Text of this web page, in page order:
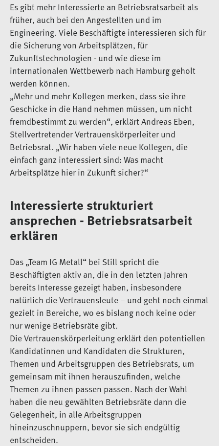
Es gibt mehr Interessierte an Betriebsratsarbeit als
früher, auch bei den Angestellten und im
Engineering. Viele Beschäftigte interessieren sich für
die Sicherung von Arbeitsplätzen, für
Zukunftstechnologien - und wie diese im
internationalen Wettbewerb nach Hamburg geholt
werden können.
„Mehr und mehr Kollegen merken, dass sie ihre
Geschicke in die Hand nehmen müssen, um nicht
fremdbestimmt zu werden“, erklärt Andreas Eben,
Stellvertretender Vertrauenskörperleiter und
Betriebsrat. „Wir haben viele neue Kollegen, die
einfach ganz interessiert sind: Was macht
Arbeitsplätze hier in Zukunft sicher?“
Interessierte strukturiert
ansprechen - Betriebsratsarbeit
erklären
Das „Team IG Metall“ bei Still spricht die
Beschäftigten aktiv an, die in den letzten Jahren
bereits Interesse gezeigt haben, insbesondere
natürlich die Vertrauensleute – und geht noch einmal
gezielt in Bereiche, wo es bislang noch keine oder
nur wenige Betriebsräte gibt.
Die Vertrauenskörperleitung erklärt den potentiellen
Kandidatinnen und Kandidaten die Strukturen,
Themen und Arbeitsgruppen des Betriebsrats, um
gemeinsam mit ihnen herauszufinden, welche
Themen zu ihnen passen passen. Nach der Wahl
haben die neu gewählten Betriebsräte dann die
Gelegenheit, in alle Arbeitsgruppen
hineinzuschnuppern, bevor sie sich endgültig
entscheiden.